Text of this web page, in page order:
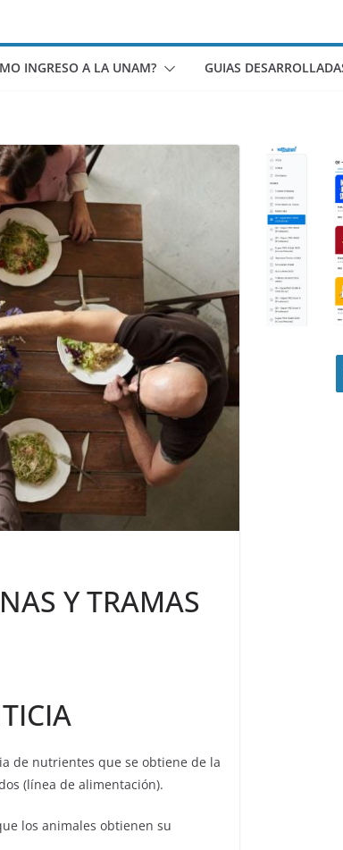
INGRESO A LA UNAM? GUIAS
Y TRAMAS
de nutrientes que se obtiene de la
(línea de alimentación).
los animales obtienen su